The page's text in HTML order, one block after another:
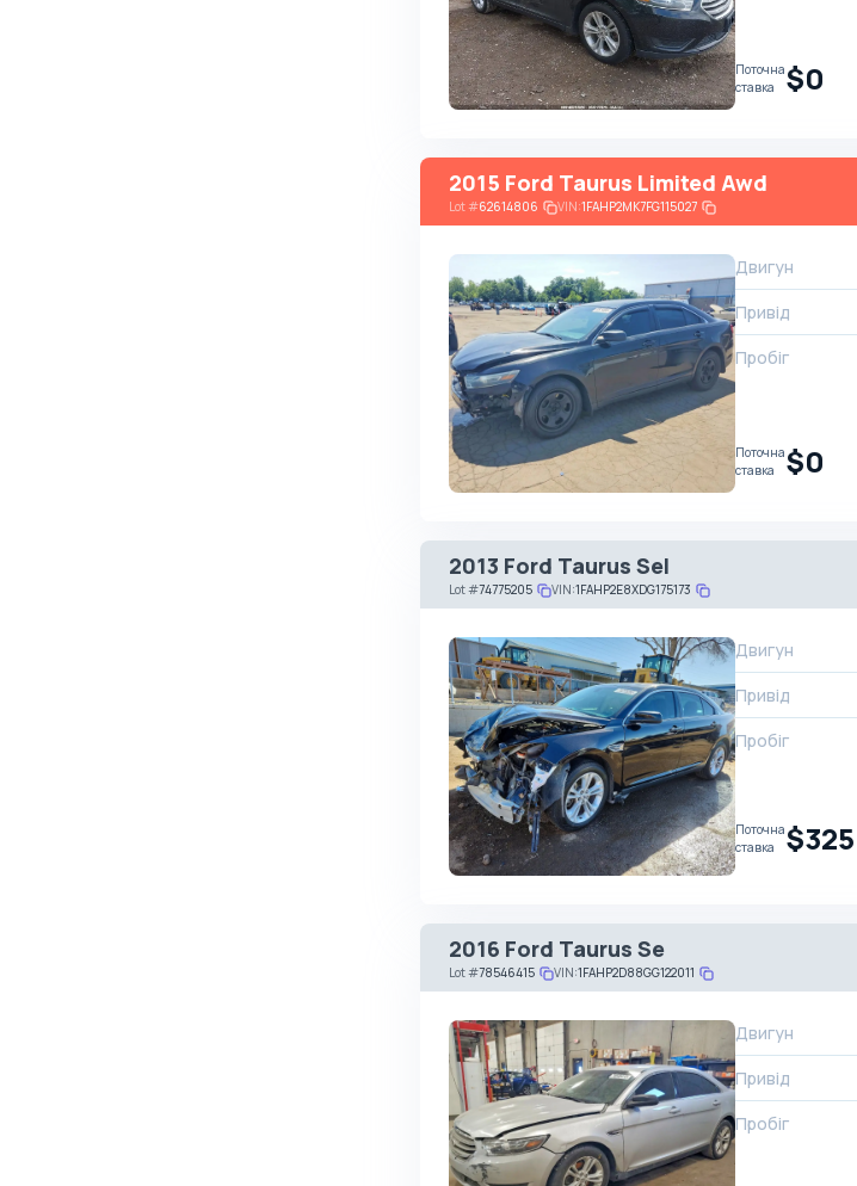
Поточна
ставка
$0
2015 Ford Taurus Limited Awd
Lot#62614806 VIN:1FAHP2MK7FG115027
Двигун
Привід
Пробіг
Поточна
ставка
$0
2013 Ford Taurus Sel
Lot#74775205 VIN:1FAHP2E8XDG175173
Двигун
Привід
Пробіг
Поточна
ставка
$325
2016 Ford Taurus Se
Lot#78546415 VIN:1FAHP2D88GG122011
Двигун
Привід
Пробіг